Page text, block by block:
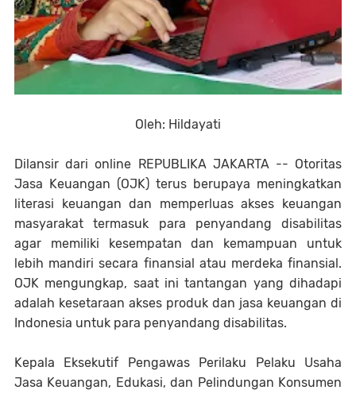
Oleh: Hildayati
Dilansir dari online REPUBLIKA JAKARTA -- Otoritas
Jasa Keuangan (OJK) terus berupaya meningkatkan
literasi keuangan dan memperluas akses keuangan
masyarakat termasuk para penyandang disabilitas
agar memiliki kesempatan dan kemampuan untuk
lebih mandiri secara finansial atau merdeka finansial.
OJK mengungkap, saat ini tantangan yang dihadapi
adalah kesetaraan akses produk dan jasa keuangan di
Indonesia untuk para penyandang disabilitas.
Kepala Eksekutif Pengawas Perilaku Pelaku Usaha
Jasa Keuangan, Edukasi, dan Pelindungan Konsumen